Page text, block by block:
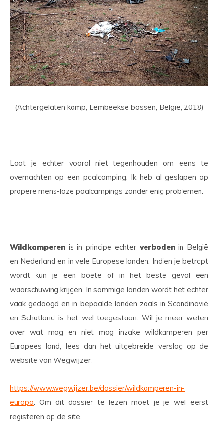
(Achtergelaten kamp, Lembeekse bossen, België, 2018)
Laat je echter vooral niet tegenhouden om eens te
overnachten op een paalcamping. Ik heb al geslapen op
propere mens-loze paalcampings zonder enig problemen.
Wildkamperen is in principe echter verbodenin België
en Nederland en in vele Europese landen. Indien je betrapt
wordt kun je een boete of in het beste geval een
waarschuwing krijgen. In sommige landen wordt het echter
vaak gedoogd en in bepaalde landen zoals in Scandinavië
en Schotland is het wel toegestaan. Wil je meer weten
over wat mag en niet mag inzake wildkamperen per
Europees land, lees dan het uitgebreide verslag op de
website van Wegwijzer:
https://www.wegwijzer.be/dossier/wildkamperen-in-
europa. Om dit dossier te lezen moet je je wel eerst
registeren op de site.